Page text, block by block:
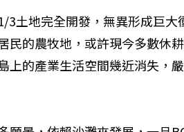
土地完全開發，無異形成巨大
民的農牧地，或許現今多數休
上的產業生活空間幾近消失，